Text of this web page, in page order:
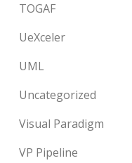
TOGAF
UeXceler
UML
Uncategorized
Visual Paradigm
VP Pipeline